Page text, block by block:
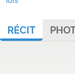
RÉCIT